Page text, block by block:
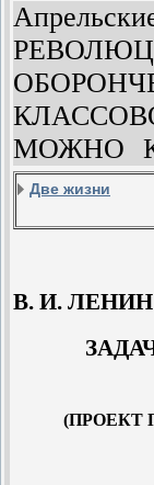
МОЖНО
Две жизни
В. И. ЛЕНИН
(ПРОЕКТ